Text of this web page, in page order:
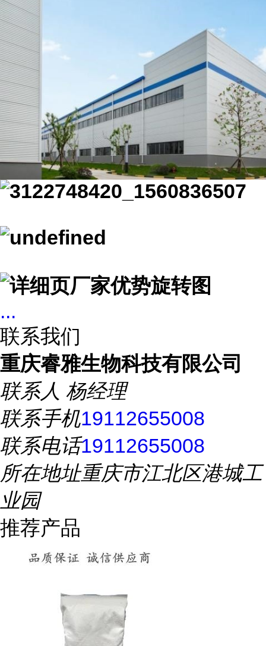
...
联系我们
重庆睿雅生物科技有限公司
联系人 杨经理
联系手机19112655008
联系电话19112655008
所在地址重庆市江北区港城工
业园
推荐产品